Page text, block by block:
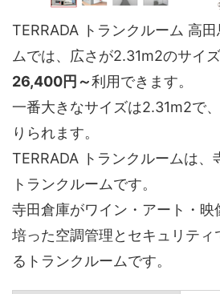
TERRADA トランクルーム 高
ムでは、広さが2.31m2のサイ
26,400円～利用できます。
一番大きなサイズは2.31m2で
りられます。
TERRADA トランクルームは、
トランクルームです。
寺田倉庫がワイン・アート・
培った空調管理とセキュリティ
るトランクルームです。